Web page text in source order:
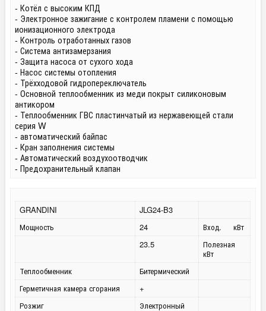
- Котёл с высоким КПД
- Электронное зажигание с контролем пламени с помощью
ионизационного электрода
- Контроль отработанных газов
- Система антизамерзания
- Защита насоса от сухого хода
- Насос системы отопления
- Трёхходовой гидропереключатель
- Основной теплообменник из меди покрыт силиконовым
антикором
- Теплообменник ГВС пластинчатый из нержавеющей стали
серия W
- автоматический байпас
- Кран заполнения системы
- Автоматический воздухоотводчик
- Предохранительный клапан
GRANDINI
JLG24-B3
Мощность
24
Вход. кВт
23.5
Полезная
кВт
Теплообменник
Битермический
Герметичная камера сгорания
+
Розжиг
Электронный